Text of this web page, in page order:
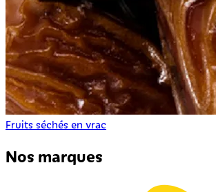
Fruits séchés en vrac
Nos marques